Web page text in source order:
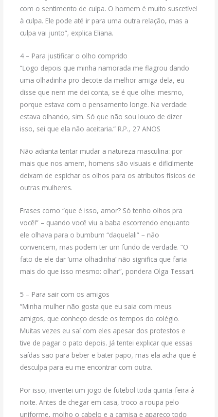
com o sentimento de culpa. O homem é muito suscetível
à culpa. Ele pode até ir para uma outra relação, mas a
culpa vai junto”, explica Eliana.
4 – Para justificar o olho comprido
“Logo depois que minha namorada me flagrou dando
uma olhadinha pro decote da melhor amiga dela, eu
disse que nem me dei conta, se é que olhei mesmo,
porque estava com o pensamento longe. Na verdade
estava olhando, sim. Só que não sou louco de dizer
isso, sei que ela não aceitaria.” R.P., 27 ANOS
Não adianta tentar mudar a natureza masculina: por
mais que nos amem, homens são visuais e dificilmente
deixam de espichar os olhos para os atributos físicos de
outras mulheres.
Frases como “que é isso, amor? Só tenho olhos pra
você!” – quando você viu a baba escorrendo enquanto
ele olhava para o bumbum “daquelali” – não
convencem, mas podem ter um fundo de verdade. “O
fato de ele dar ‘uma olhadinha’ não significa que faria
mais do que isso mesmo: olhar”, pondera Olga Tessari.
5 – Para sair com os amigos
“Minha mulher não gosta que eu saia com meus
amigos, que conheço desde os tempos do colégio.
Muitas vezes eu saí com eles apesar dos protestos e
tive de pagar o pato depois. Já tentei explicar que essas
saídas são para beber e bater papo, mas ela acha que é
desculpa para eu me encontrar com outra.
Por isso, inventei um jogo de futebol toda quinta-feira à
noite. Antes de chegar em casa, troco a roupa pelo
uniforme, molho o cabelo e a camisa e apareço todo